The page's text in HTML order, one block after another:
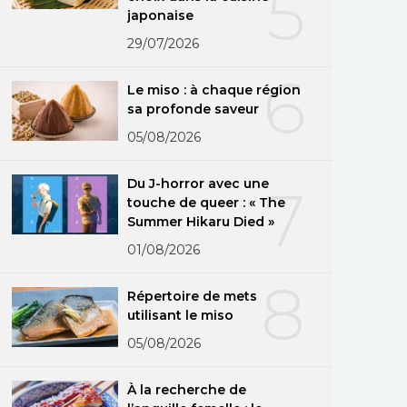
japonaise
29/07/2026
6
Le miso : à chaque région
sa profonde saveur
05/08/2026
7
Du J-horror avec une
touche de queer : « The
Summer Hikaru Died »
01/08/2026
Répertoire de mets
utilisant le miso
05/08/2026
À la recherche de